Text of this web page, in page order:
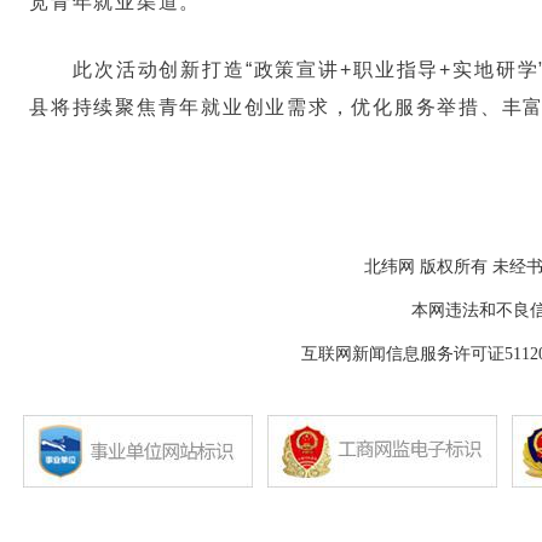
此次活动创新打造“政策宣讲+职业指导+实地研
县将持续聚焦青年就业创业需求，优化服务举措、丰
北纬网 版权所有 未经
本网违法和不良
互联网新闻信息服务许可证